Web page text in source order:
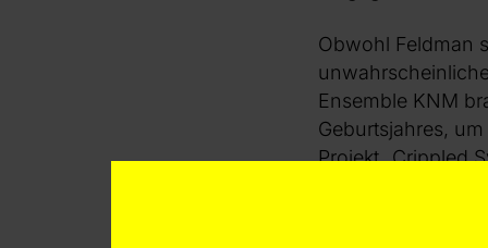
Obwohl Feldman
Ensemble KNM
Geburtsjahres,
Projekt „Crippled